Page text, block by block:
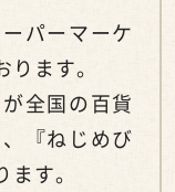
パーマーケ
ます。
全国の百貨
『ねじめび
す。